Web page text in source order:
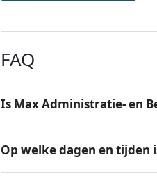
FAQ
Is Max Administratie- en
Op welke dagen en tijden